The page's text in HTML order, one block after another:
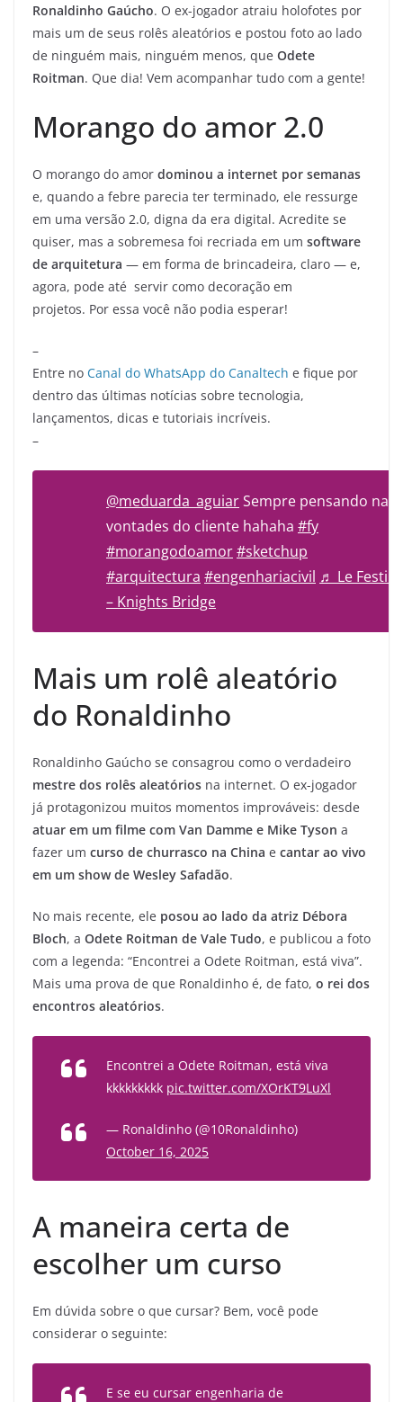
Ronaldinho Gaúcho. O ex-jogador atraiu holofotes por
mais um de seus rolês aleatórios e postou foto ao lado
de ninguém mais, ninguém menos, que Odete
Roitman. Que dia! Vem acompanhar tudo com a gente!
Morango do amor 2.0
O morango do amor dominou a internet por semanas
e, quando a febre parecia ter terminado, ele ressurge
em uma versão 2.0, digna da era digital. Acredite se
quiser, mas a sobremesa foi recriada em um software
de arquitetura — em forma de brincadeira, claro — e,
agora, pode até servir como decoração em
projetos. Por essa você não podia esperar!
–
Entre no Canal do WhatsApp do Canaltech e fique por
dentro das últimas notícias sobre tecnologia,
lançamentos, dicas e tutoriais incríveis.
–
@meduarda_aguiarSempre pensando nas
vontades do cliente hahaha #fy
#morangodoamor#sketchup
#arquitectura #engenhariacivil ♬ Le Festin
– Knights Bridge
Mais um rolê aleatório
do Ronaldinho
Ronaldinho Gaúcho se consagrou como o verdadeiro
mestre dos rolês aleatórios na internet. O ex-jogador
já protagonizou muitos momentos improváveis: desde
atuar em um filme com Van Damme e Mike Tyson a
fazer um curso de churrasco na China e cantar ao vivo
em um show de Wesley Safadão.
No mais recente, ele posou ao lado da atriz Débora
Bloch, a Odete Roitman de Vale Tudo, e publicou a foto
com a legenda: “Encontrei a Odete Roitman, está viva”.
Mais uma prova de que Ronaldinho é, de fato, o rei dos
encontros aleatórios.
Encontrei a Odete Roitman, está viva
kkkkkkkkk pic.twitter.com/XOrKT9LuXl
— Ronaldinho (@10Ronaldinho)
October 16, 2025
A maneira certa de
escolher um curso
Em dúvida sobre o que cursar? Bem, você pode
considerar o seguinte:
E se eu cursar engenharia de